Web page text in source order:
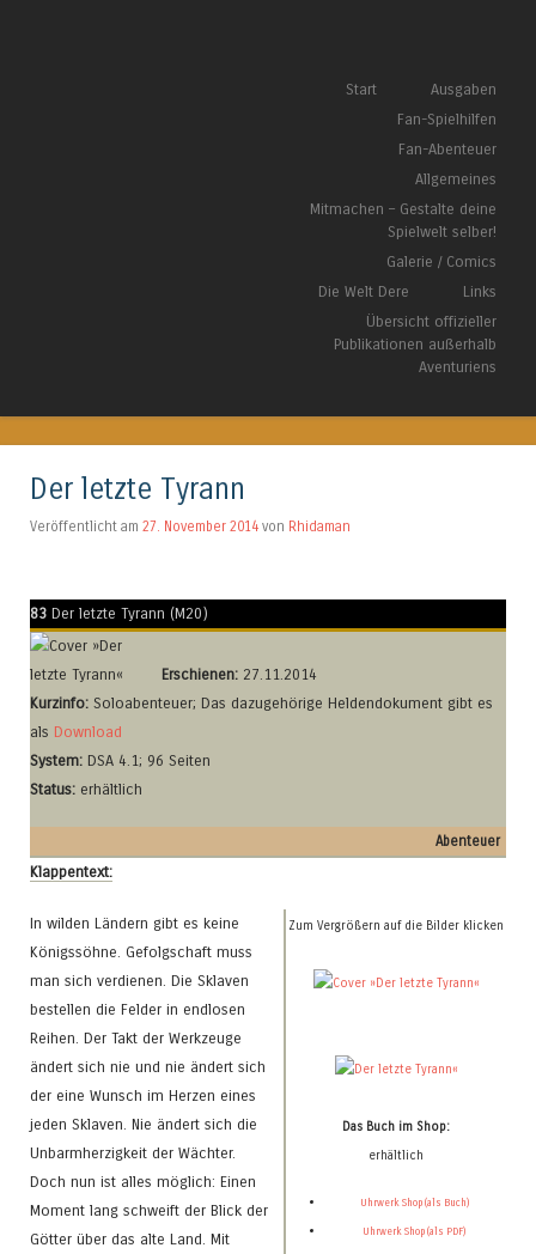
Springe zum Inhalt
Start
Ausgaben
Fan-Spielhilfen
Fan-Abenteuer
Allgemeines
Mitmachen – Gestalte deine
Spielwelt selber!
Galerie / Comics
Die Welt Dere
Links
Übersicht offizieller
Publikationen außerhalb
Aventuriens
Der letzte Tyrann
Veröffentlicht am 27. November 2014 von Rhidaman
83 Der letzte Tyrann (M20)
Erschienen: 27.11.2014
Kurzinfo: Soloabenteuer; Das dazugehörige Heldendokument gibt es
als Download
System: DSA 4.1; 96 Seiten
Status: erhältlich
Abenteuer
Klappentext:
Zum Vergrößern auf die Bilder klicken
Das Buch im Shop:
erhältlich
Uhrwerk Shop (als Buch)
Uhrwerk Shop (als PDF)
In wilden Ländern gibt es keine
Königssöhne. Gefolgschaft muss
man sich verdienen. Die Sklaven
bestellen die Felder in endlosen
Reihen. Der Takt der Werkzeuge
ändert sich nie und nie ändert sich
der eine Wunsch im Herzen eines
jeden Sklaven. Nie ändert sich die
Unbarmherzigkeit der Wächter.
Doch nun ist alles möglich: Einen
Moment lang schweift der Blick der
Götter über das alte Land. Mit